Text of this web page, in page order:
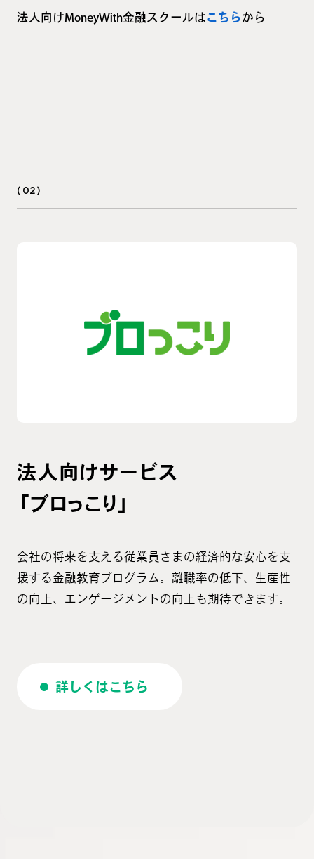
法人向けMoneyWith金融スクールは こちら から
( 02 )
法人向けサービス
「ブロっこり」
会社の将来を支える従業員さまの経済的な安心を支
援する金融教育プログラム。離職率の低下、生産性
の向上、エンゲージメントの向上も期待できます。
詳しくはこちら